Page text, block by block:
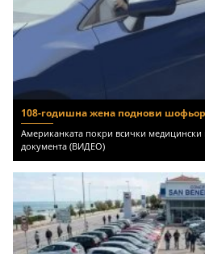
108-годишна жена поднови
Американката покри всички медицински
документа (ВИДЕО)